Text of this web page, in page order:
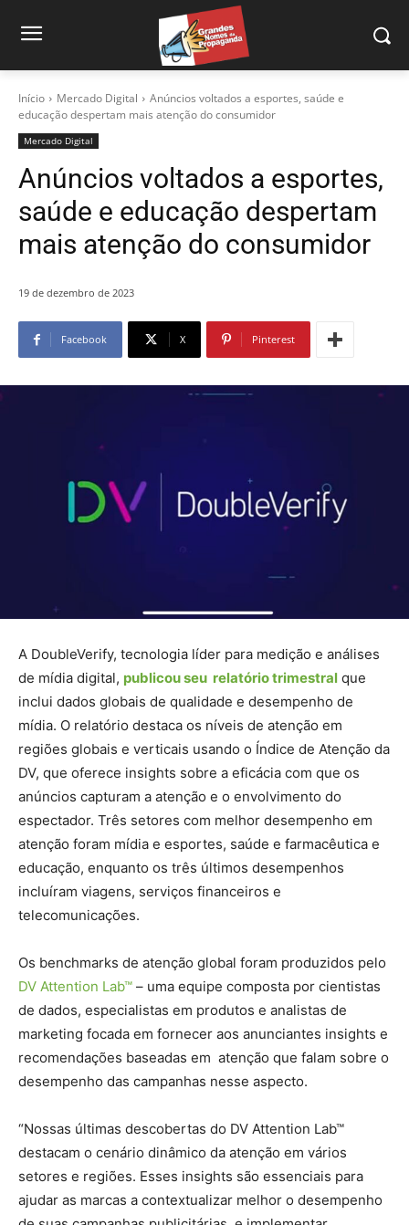
Início Mercado Digital
Anúncios voltados a esportes, saúde e
educação despertam mais atenção do consumidor
Mercado Digital
Anúncios voltados a esportes,
saúde e educação despertam
mais atenção do consumidor
19 de dezembro de 2023
Facebook X Pinterest
A DoubleVerify, tecnologia líder para medição e análises
de mídia digital, publicou seu relatório trimestral que
inclui dados globais de qualidade e desempenho de
mídia. O relatório destaca os níveis de atenção em
regiões globais e verticais usando o Índice de Atenção da
DV, que oferece insights sobre a eficácia com que os
anúncios capturam a atenção e o envolvimento do
espectador. Três setores com melhor desempenho em
atenção foram mídia e esportes, saúde e farmacêutica e
educação, enquanto os três últimos desempenhos
incluíram viagens, serviços financeiros e
telecomunicações.
Os benchmarks de atenção global foram produzidos pelo
DV Attention Lab™ – uma equipe composta por cientistas
de dados, especialistas em produtos e analistas de
marketing focada em fornecer aos anunciantes insights e
recomendações baseadas em atenção que falam sobre o
desempenho das campanhas nesse aspecto.
“Nossas últimas descobertas do DV Attention Lab™
destacam o cenário dinâmico da atenção em vários
setores e regiões. Esses insights são essenciais para
ajudar as marcas a contextualizar melhor o desempenho